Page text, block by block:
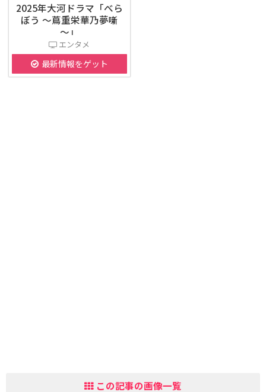
2025年大河ドラマ「べら
ぼう ～蔦重栄華乃夢噺
～」
エンタメ
最新情報をゲット
この記事の画像一覧